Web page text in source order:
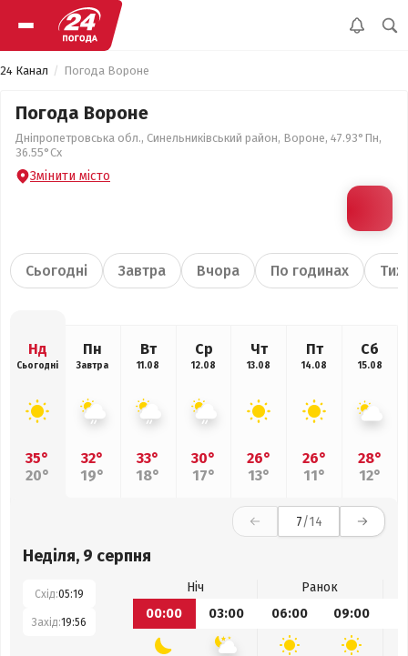
24 Канал Погода Вороне
Погода Вороне
Дніпропетровська обл., Синельниківський район, Вороне, 47.93°Пн,
36.55°Сх
Змінити місто
Сьогодні Завтра Вчора По годинах
Нд
Сьогодні
35°
20°
Пн
Завтра
32°
19°
Вт
11.08
33°
18°
Ср
12.08
30°
17°
Чт
13.08
26°
13°
Пт
14.08
26°
11°
Сб
15.08
28°
12°
7/14
Неділя, 9 серпня
Схід:05:19
Захід:19:56
Ніч
Ранок
00:00
03:00 06:00 09:00